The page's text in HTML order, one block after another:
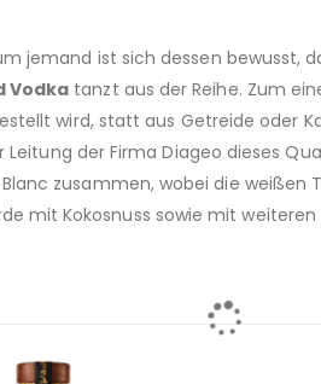
jemand ist sich dessen
Vodka tanzt aus der Reihe. Zum
wird, statt aus Getreide oder
der Firma Diageo dieses
zusammen, wobei die
mit Kokosnuss sowie mit